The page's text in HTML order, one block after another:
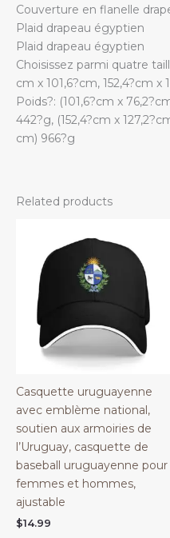
Couverture en flanelle
Plaid drapeau égyptien
Plaid drapeau égyptien
Choisissez parmi quatre
cm x 101,6?cm, 152,4?cm x
Poids?: (101,6?cm x
442?g, (152,4?cm x
cm) 966?g
Related products
Casquette uruguayenne
avec emblème national,
soutien aux armoiries de
l’Uruguay, casquette de
baseball uruguayenne pour
femmes et hommes,
ajustable
$14.99